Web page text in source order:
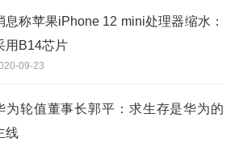
息称苹果iPhone 12 mini处理器缩水：
用B14芯片
09-23
为轮值董事长郭平：求生存是华为的
线